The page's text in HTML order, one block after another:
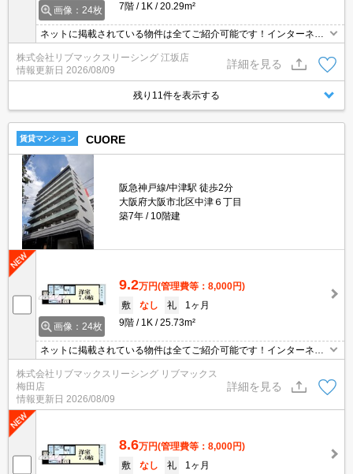
画像：24枚
7階
1K 20.29m²
ネットに掲載されている物件は全てご紹介可能です！インターネッ
ト無料★初期費用クレジット決済可★ペット飼育可（犬・猫）★弊
社は天満橋駅前店、新大阪駅前店、梅田店、四ツ橋店ご希望の店舗
でご対応可能です★女性スタッフ・ベテランスタッフ在籍★内見代
行・写真撮影/動画撮影/WEB契約等来店不要でご契約可能です。
株式会社リブマックスリーシング 江坂店
情報更新日 2026/08/09
詳細を見る
残り11件を表示する
賃貸マンション CUORE
阪急神戸線/中津駅 徒歩2分
大阪府大阪市北区中津６丁目
築7年
10階建
画像：24枚
9.2万円(管理費等：8,000円)
敷
なし 礼
1ヶ月
9階
1K 25.73m²
ネットに掲載されている物件は全てご紹介可能です！インターネッ
ト無料★初期費用クレジット決済可★近隣にスーパー、コンビニ、
ドラッグストアが揃っています★
株式会社リブマックスリーシング リブマックス
梅田店
情報更新日 2026/08/09
詳細を見る
8.6万円(管理費等：8,000円)
敷
なし 礼
1ヶ月